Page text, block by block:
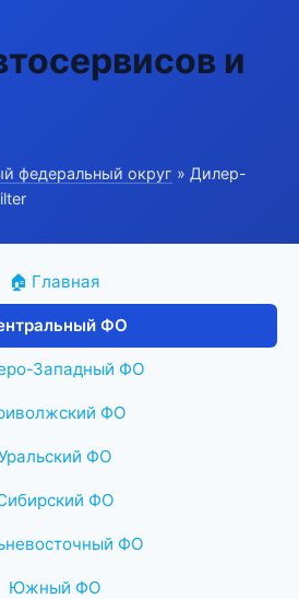
и
федеральный округ » Дилер-
🏠 Главная
ФО
Западный ФО
ФО
ФО
ФО
ФО
Южный ФО